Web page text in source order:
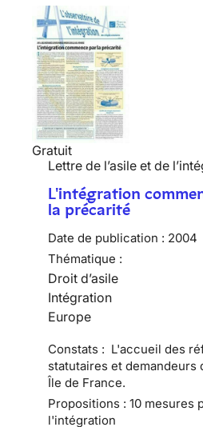
Gratuit
Lettre de l’asile et de
L'intégration
la précarité
Date de publication : 2004
Thématique :
Droit d’asile
Intégration
Europe
Constats : L'accueil des
statutaires et demandeurs
Île de France.
Propositions : 10 mesures
l'intégration